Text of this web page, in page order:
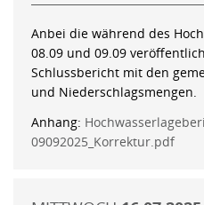
Anbei die während des
08.09 und 09.09
Schlussbericht mit den
und Niederschlagsmengen.
Anhang:
09092025_Korrektur.pdf